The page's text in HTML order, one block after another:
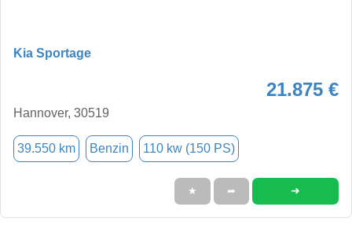
Kia Sportage
21.875 €
Hannover, 30519
39.550 km Benzin 110 kw (150 PS)
★ ➦ ➜